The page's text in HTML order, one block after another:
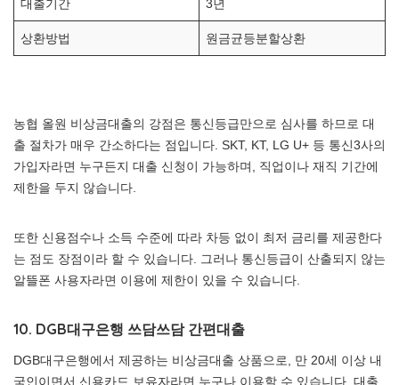
대출기간 3년
상환방법 원금균등분할상환
농협 올원 비상금대출의 강점은 통신등급만으로 심사를 하므로 대
출 절차가 매우 간소하다는 점입니다. SKT, KT, LG U+ 등 통신3사의
가입자라면 누구든지 대출 신청이 가능하며, 직업이나 재직 기간에
제한을 두지 않습니다.
또한 신용점수나 소득 수준에 따라 차등 없이 최저 금리를 제공한다
는 점도 장점이라 할 수 있습니다. 그러나 통신등급이 산출되지 않는
알뜰폰 사용자라면 이용에 제한이 있을 수 있습니다.
10. DGB대구은행 쓰담쓰담 간편대출
DGB대구은행에서 제공하는 비상금대출 상품으로, 만 20세 이상 내
국인이면서 신용카드 보유자라면 누구나 이용할 수 있습니다. 대출